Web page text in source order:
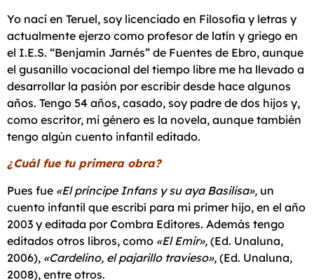
Yo nací en Teruel, soy licenciado en Filosofía y letras y
actualmente ejerzo como profesor de latín y griego en
el I.E.S. “Benjamín Jarnés” de Fuentes de Ebro, aunque
el gusanillo vocacional del tiempo libre me ha llevado a
desarrollar la pasión por escribir desde hace algunos
años. Tengo 54 años, casado, soy padre de dos hijos y,
como escritor, mi género es la novela, aunque también
tengo algún cuento infantil editado.
¿Cuál fue tu primera obra?
Pues fue «El príncipe Infans y su aya Basilisa», un
cuento infantil que escribí para mi primer hijo, en el año
2003 y editada por Combra Editores. Además tengo
editados otros libros, como «El Emir», (Ed. Unaluna,
2006), «Cardelino, el pajarillo travieso», (Ed. Unaluna,
2008), entre otros.